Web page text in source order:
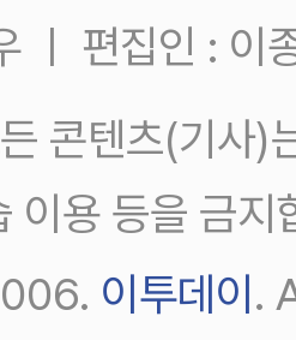
ㅣ 편집인 : 이
콘텐츠(기사)
이용 등을 금지
이투데이.